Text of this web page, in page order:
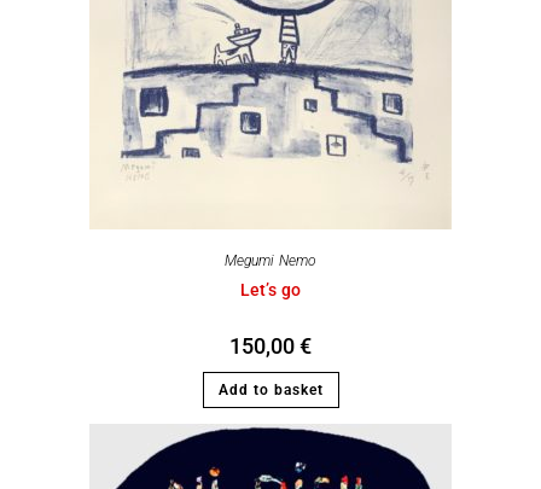
Megumi Nemo
Let’s go
150,00€
Add to basket